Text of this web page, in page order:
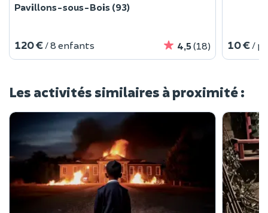
Pavillons-sous-Bois (93)
120 € / 8 enfants 4,5(18) 10 € /
Les activités similaires à proximité :